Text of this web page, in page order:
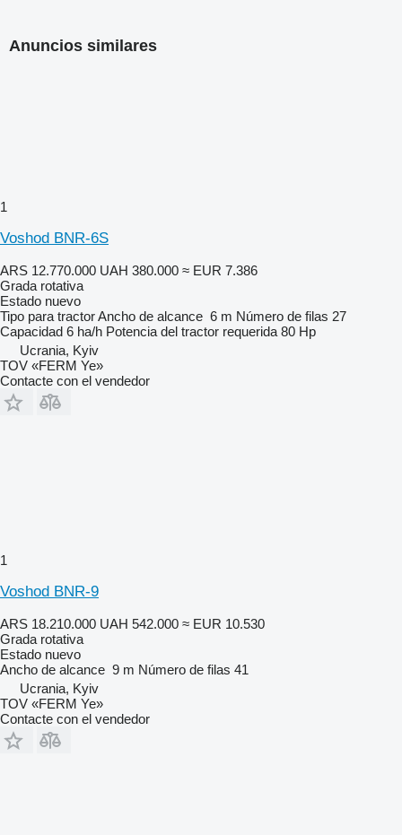
Anuncios similares
1
Voshod BNR-6S
ARS 12.770.000 UAH 380.000 ≈ EUR 7.386
Grada rotativa
Estado nuevo
Tipo para tractorAncho de alcance 6 m Número de filas 27
Capacidad 6 ha/h Potencia del tractor requerida 80 Hp
Ucrania, Kyiv
TOV «FERM Ye»
Contacte con el vendedor
1
Voshod BNR-9
ARS 18.210.000 UAH 542.000 ≈ EUR 10.530
Grada rotativa
Estado nuevo
Ancho de alcance 9 m Número de filas 41
Ucrania, Kyiv
TOV «FERM Ye»
Contacte con el vendedor